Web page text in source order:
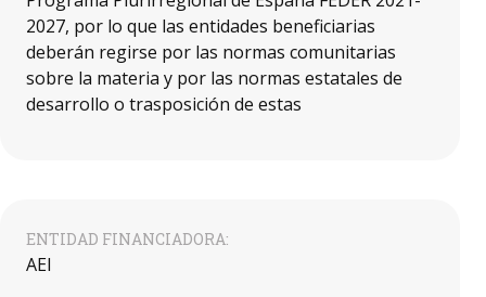
2027, por lo que las entidades beneficiarias
deberán regirse por las normas comunitarias
sobre la materia y por las normas estatales de
desarrollo o trasposición de estas
ENTIDAD FINANCIADORA:
AEI